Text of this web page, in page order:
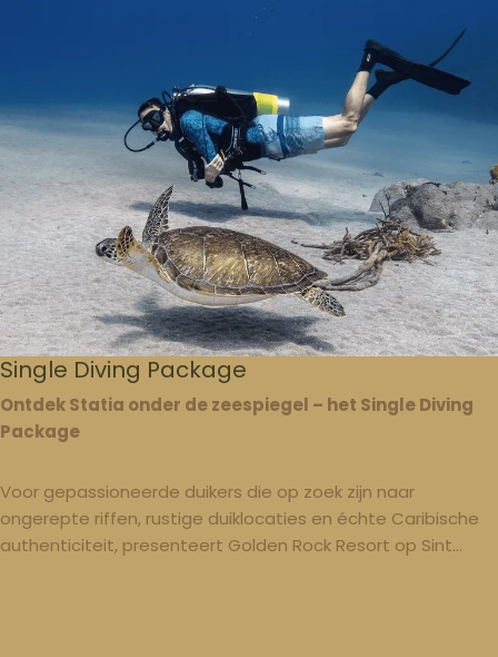
Single Diving Package
Ontdek Statia onder de zeespiegel – het Single Diving
Package
Voor gepassioneerde duikers die op zoek zijn naar
ongerepte riffen, rustige duiklocaties en échte Caribische
authenticiteit, presenteert Golden Rock Resort op Sint